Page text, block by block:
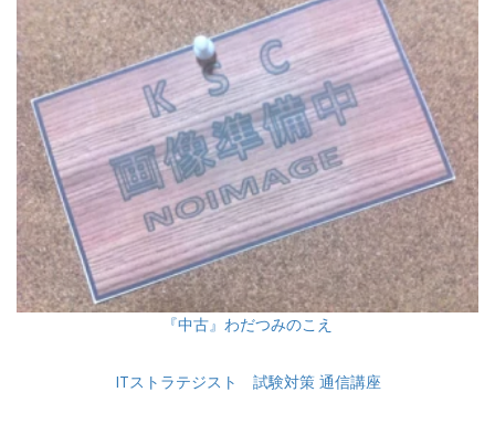
『中古』わだつみのこえ
ITストラテジスト 試験対策 通信講座